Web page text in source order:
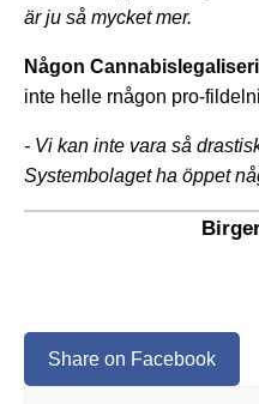
är ju så mycket mer.
Någon
inte helle rnågon pro-
- Vi kan inte vara så
Systembolaget ha öppet
Share on Facebook